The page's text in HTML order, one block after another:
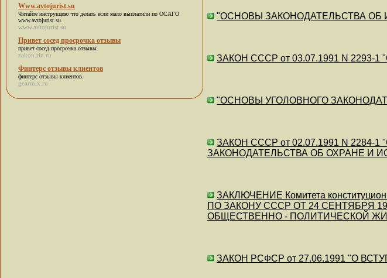
Www.avtojurist.su
Читайте инструкцию что делать если мало выплатили по ОСАГО
www.avtojurist.su
www.avtojurist.su
Привет сосед просрочка отзывы
привет сосед просрочка отзывы
zakon.rin.ru
Финтерс отзывы клиентов
финтерс отзывы клиентов
gearmix.ru
"ОСНОВЫ ЗАКОНОДАТЕЛЬСТВА ОБ
ЗАКОН СССР от 03.07.1991 N
"ОСНОВЫ УГОЛОВНОГО
ЗАКОН СССР от 02.07.1991 N
ЗАКОНОДАТЕЛЬСТВА ОБ ОХРАНЕ И
ЗАКЛЮЧЕНИЕ Комитета
ПО ЗАКОНУ СССР ОТ 24 СЕНТЯБРЯ
ОБЩЕСТВЕННО - ПОЛИТИЧЕСКОЙ
ЗАКОН РСФСР от 27.06.1991 "О